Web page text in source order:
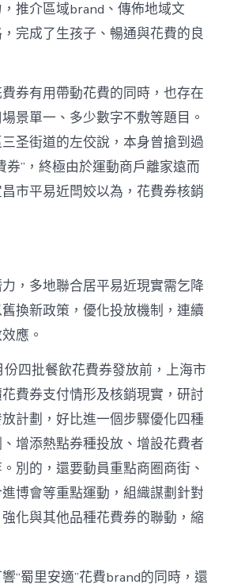
推介區域brand、傳佈地域文
完成了生孩子、暢通與花費的良
券有用帶動花費的同時，也存在
景單一、多少數字不敷等題目。
圣街道的左佼說，本身曾搶到過
券”，終極由於運動商戶離家遠而
市平易近閆姣以為，花費券核銷
，多地聯合居平易近現實需乞降
換新政策，優化投放機制，連續
應。
四批餐飲花費券發放前，上海市
費券支付情形及核銷現實，研討
計劃，好比進一個步驟優化四種
增添熱點券種投放、增設花費者
別的，還要動員重點商圈商街、
博會等重點運動，組織謀劃針對
化與其他品種花費券的聯動，縮
“蜀里安適”花費brand的同時，還